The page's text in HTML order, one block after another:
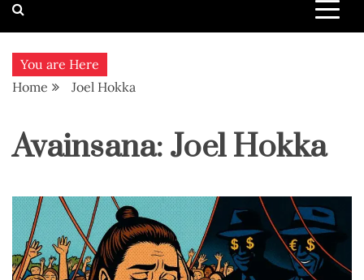
You are Here
Home
Joel Hokka
Avainsana: Joel Hokka